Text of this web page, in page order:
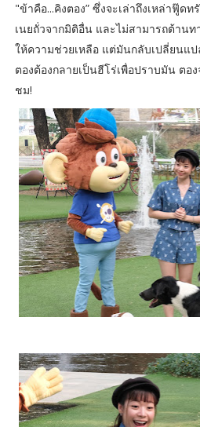
"ข้าคือ...คิงตอง” ซึ่งจะเล่าถึงเหล่าฟู๊ด
เนยถั่วจากมิติอื่น และไม่สามารถต้าน
ให้ความช่วยเหลือ แต่มันกลับเปลี่ยนแ
ตองต้องกลายเป็นฮีโร่เพื่อปราบมัน ตอ
ชม!